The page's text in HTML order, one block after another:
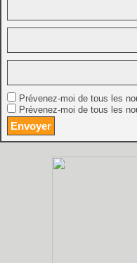
Prévenez-moi de tous les
Prévenez-moi de tous les